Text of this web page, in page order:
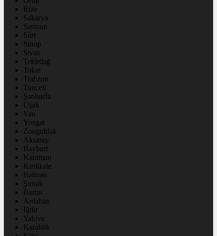
Rize
Sakarya
Samsun
Siirt
Sinop
Sivas
Tekirdağ
Tokat
Trabzon
Tunceli
Şanlıurfa
Uşak
Van
Yozgat
Zonguldak
Aksaray
Bayburt
Karaman
Kırıkkale
Batman
Şırnak
Bartın
Ardahan
Iğdır
Yalova
Karabük